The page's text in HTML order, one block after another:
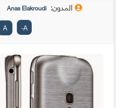
المدون: Anas Elakroudi
A
-
A